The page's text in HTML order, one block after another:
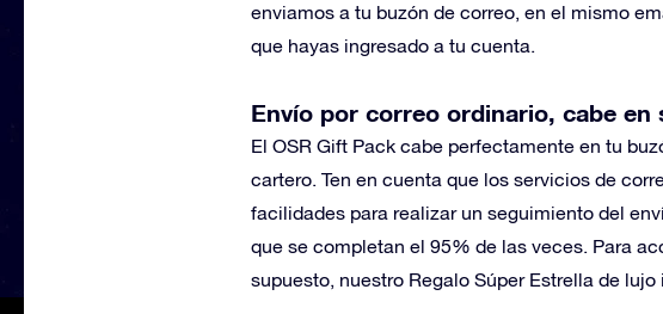
enviamos a tu buzón de correo, en el mismo
que hayas ingresado a tu cuenta.
Envío por correo ordinario, cabe en
El OSR Gift Pack cabe perfectamente en tu
cartero. Ten en cuenta que los servicios de
facilidades para realizar un seguimiento del
que se completan el 95% de las veces. Para
supuesto, nuestro Regalo Súper Estrella de